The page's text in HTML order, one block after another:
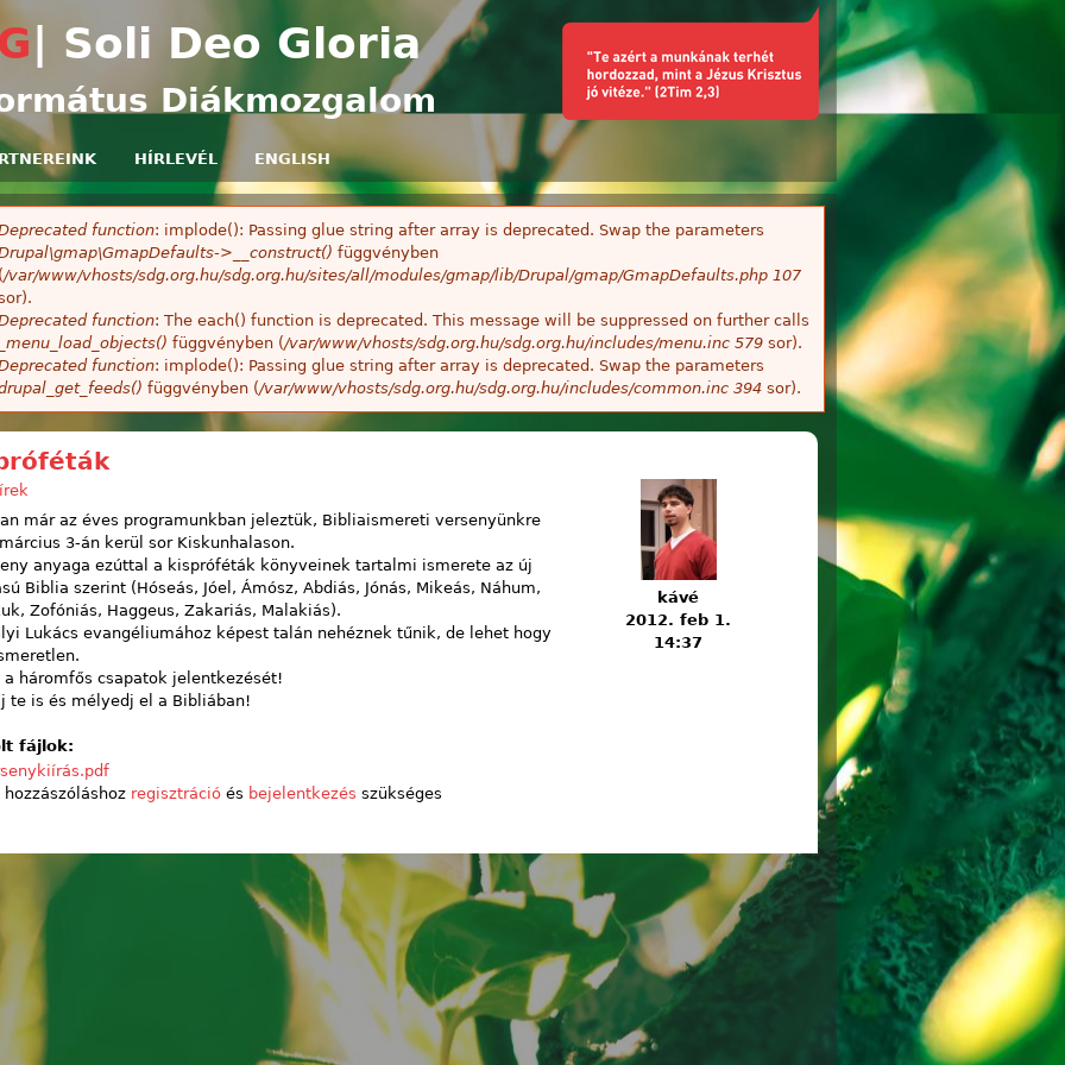
| Soli Deo Gloria
Diákmozgalom
HÍRLEVÉL ENGLISH
function: implode(): Passing glue string after array is deprecated. Swap the parameters
>__construct() függvényben
(/var/www/vhosts/sdg.org.hu/sdg.org.hu/sites/all/modules/gmap/lib/Drupal/gmap/GmapDefaults.php 107
function: The each() function is deprecated. This message will be suppressed on further calls
_menu_load_objects() függvényben (/var/www/vhosts/sdg.org.hu/sdg.org.hu/includes/menu.inc 579 sor).
function: implode(): Passing glue string after array is deprecated. Swap the parameters
függvényben (/var/www/vhosts/sdg.org.hu/sdg.org.hu/includes/common.inc 394 sor).
kávé
2012. feb 1.
14:37
már az éves programunkban jeleztük, Bibliaismereti versenyünkre
3-án kerül sor Kiskunhalason.
anyaga ezúttal a kispróféták könyveinek tartalmi ismerete az új
Biblia szerint (Hóseás, Jóel, Ámósz, Abdiás, Jónás, Mikeás, Náhum,
Zofóniás, Haggeus, Zakariás, Malakiás).
Lukács evangéliumához képest talán nehéznek tűnik, de lehet hogy
a háromfős csapatok jelentkezését!
te is és mélyedj el a Bibliában!
fájlok:
hozzászóláshoz regisztrációés bejelentkezés szükséges